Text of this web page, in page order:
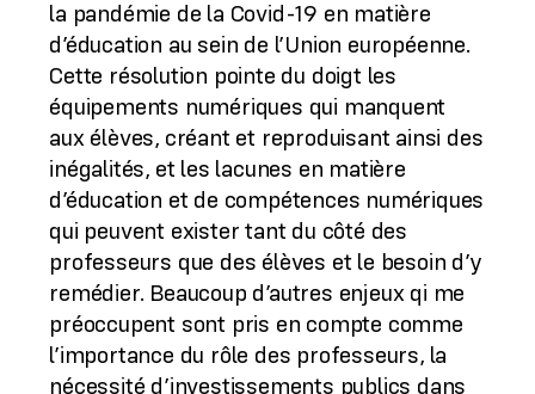
la pandémie de la Covid-19 en matière
d’éducation au sein de l’Union européenne.
Cette résolution pointe du doigt les
équipements numériques qui manquent
aux élèves, créant et reproduisant ainsi des
inégalités, et les lacunes en matière
d’éducation et de compétences numériques
qui peuvent exister tant du côté des
professeurs que des élèves et le besoin d’y
remédier. Beaucoup d’autres enjeux qi me
préoccupent sont pris en compte comme
l’importance du rôle des professeurs, la
nécessité d’investissements publics dans